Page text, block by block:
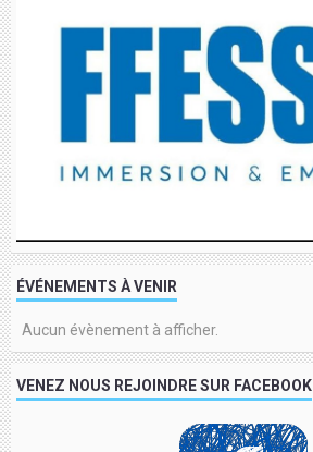
ÉVÉNEMENTS À VENIR
Aucun évènement à afficher.
VENEZ NOUS REJOINDRE SUR FACEBOOK